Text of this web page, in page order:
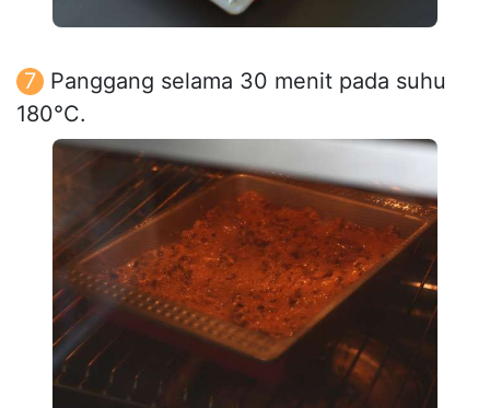
Panggang selama 30 menit pada suhu
180°C.